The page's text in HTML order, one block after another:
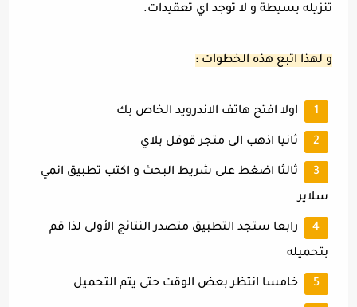
تنزيله بسيطة و لا توجد اي تعقيدات.
و لهذا اتبع هذه الخطوات :
اولا افتح هاتف الاندرويد الخاص بك
ثانيا اذهب الى متجر قوقل بلاي
ثالثا اضغط على شريط البحث و اكتب تطبيق انمي
سلاير
رابعا ستجد التطبيق متصدر النتائج الأولى لذا قم
بتحميله
خامسا انتظر بعض الوقت حتى يتم التحميل